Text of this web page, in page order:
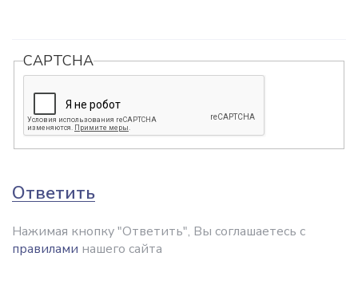
CAPTCHA
Ответить
Нажимая кнопку "Ответить", Вы соглашаетесь с
правилами нашего сайта